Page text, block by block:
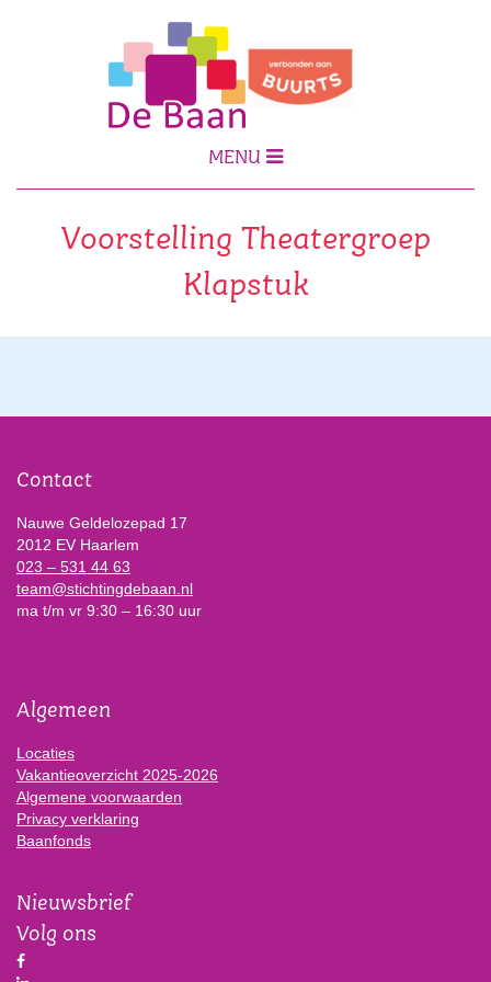
MENU
Voorstelling Theatergroep
Klapstuk
Contact
Nauwe Geldelozepad 17
2012 EV Haarlem
023 – 531 44 63
team@stichtingdebaan.nl
ma t/m vr 9:30 – 16:30 uur
Algemeen
Locaties
Vakantieoverzicht 2025-2026
Algemene voorwaarden
Privacy verklaring
Baanfonds
Nieuwsbrief
Volg ons